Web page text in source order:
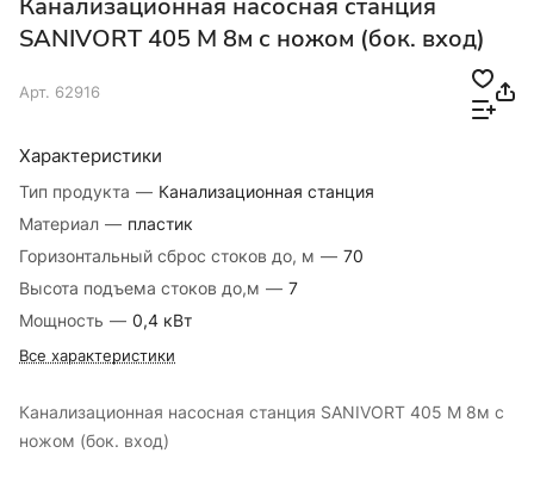
Канализационная насосная станция
SANIVORT 405 М 8м с ножом (бок. вход)
Арт. 62916
Характеристики
Тип продукта — Канализационная станция
Материал — пластик
Горизонтальный сброс стоков до, м — 70
Высота подъема стоков до,м — 7
Мощность — 0,4 кВт
Все характеристики
Канализационная насосная станция SANIVORT 405 М 8м с
ножом (бок. вход)